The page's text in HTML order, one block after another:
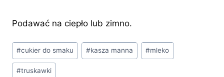
Podawać na ciepło lub zimno.
Tagi
wpisu:
#cukier do smaku #kasza manna #mleko
#truskawki